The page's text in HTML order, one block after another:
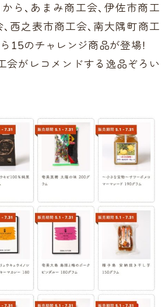
ら、あまみ商工会、伊佐市商工
西之表市商工会、南大隅町商工
15のチャレンジ商品が登場！
会がレコメンドする逸品ぞろい